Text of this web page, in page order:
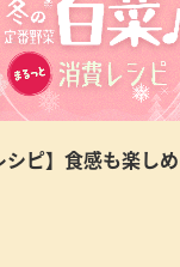
シピ】食感も楽し